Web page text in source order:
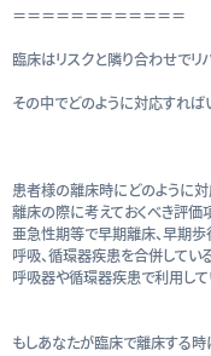
＝＝＝＝＝＝＝＝＝＝＝＝
臨床はリスクと隣り合わせでリ
その中でどのように対応すれば
患者様の離床時にどのように
離床の際に考えておくべき評価
亜急性期等で早期離床、早期
呼吸、循環器疾患を合併してい
呼吸器や循環器疾患で利用し
もしあなたが臨床で離床する時